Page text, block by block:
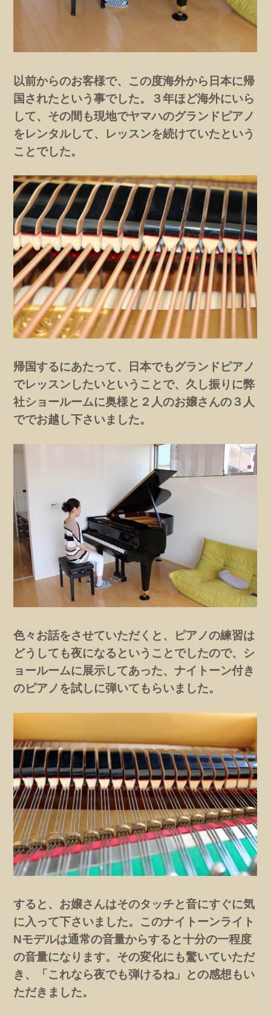
以前からのお客様で、この度海外から日本に帰
国されたという事でした。３年ほど海外にいら
して、その間も現地でヤマハのグランドピアノ
をレンタルして、レッスンを続けていたという
ことでした。
帰国するにあたって、日本でもグランドピアノ
でレッスンしたいということで、久し振りに弊
社ショールームに奥様と２人のお嬢さんの３人
ででお越し下さいました。
色々お話をさせていただくと、ピアノの練習は
どうしても夜になるということでしたので、シ
ョールームに展示してあった、ナイトーン付き
のピアノを試しに弾いてもらいました。
すると、お嬢さんはそのタッチと音にすぐに気
に入って下さいました。このナイトーンライト
Nモデルは通常の音量からすると十分の一程度
の音量になります。その変化にも驚いていただ
き、「これなら夜でも弾けるね」との感想もい
ただきました。